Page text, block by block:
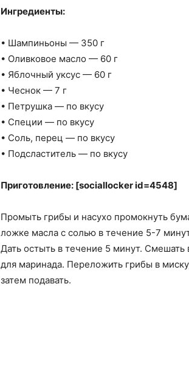
Ингредиенты:
• Шампиньоны — 350 г
• Оливковое масло — 60 г
• Яблочный уксус — 60 г
• Чеснок — 7 г
• Петрушка — по вкусу
• Специи — по вкусу
• Соль, перец — по вкусу
• Подсластитель — по вкусу
Приготовление: [sociallocker id=4548]
Промыть грибы и насухо промокнуть
ложке масла с солью в течение 5-7
Дать остыть в течение 5 минут.
для маринада. Переложить грибы в
затем подавать.